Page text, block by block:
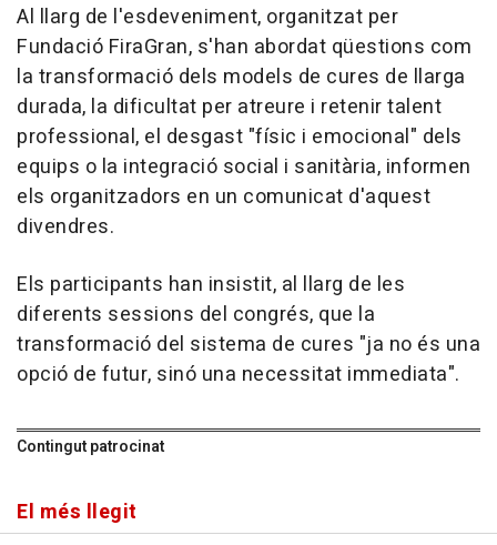
Al llarg de l'esdeveniment, organitzat per
Fundació FiraGran, s'han abordat qüestions com
la transformació dels models de cures de llarga
durada, la dificultat per atreure i retenir talent
professional, el desgast "físic i emocional" dels
equips o la integració social i sanitària, informen
els organitzadors en un comunicat d'aquest
divendres.
Els participants han insistit, al llarg de les
diferents sessions del congrés, que la
transformació del sistema de cures "ja no és una
opció de futur, sinó una necessitat immediata".
Contingut patrocinat
El més llegit